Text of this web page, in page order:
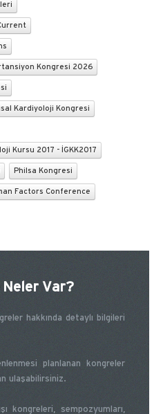
Kongresi 2026
Kardiyoloji Kongresi
Kursu 2017 - İGKK2017
Philsa Kongresi
Factors Conference
Neler Var?
hakkında detaylı bilgileri
planlanan kongreler
ulaşabilirsiniz.
kongreleri, sempozyumları,